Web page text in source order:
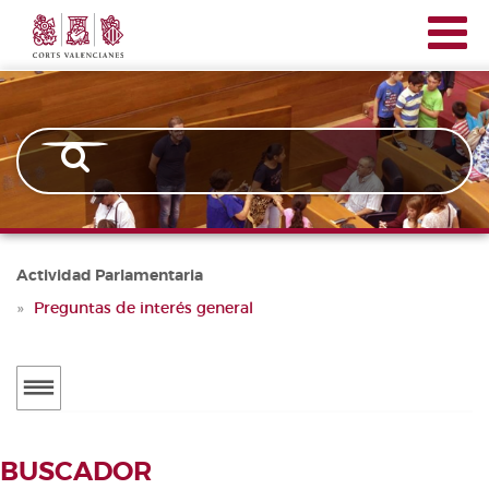
Pasar
contenido
principal
Corts
Valencianes
Actividad Parlamentaria
Preguntas de interés general
Menú
Noticias
BUSCADOR DE TRAMITACIONES
BUSCADOR